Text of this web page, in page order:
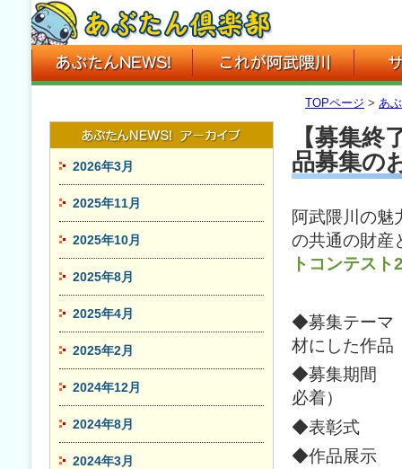
TOPページ > あ
2026年3月
2025年11月
2025年10月
2025年8月
2025年4月
2025年2月
2024年12月
2024年8月
2024年3月
【募集
品募集の
阿武隈川の魅
の共通の財産
トコンテスト
◆募集テーマ
材にした作品
◆募集期間
必着）
◆表彰式 平
◆作品展示